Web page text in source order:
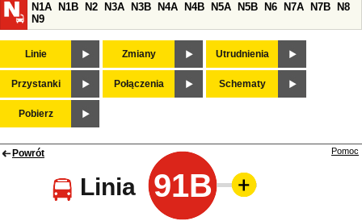
N1A
N1B N2 N3A N3B N4A N4B N5A N5B N6 N7A N7B
N8
N9
Linie Zmiany Utrudnienia
Przystanki Połączenia Schematy
Pobierz
Powrót
Linia 91B
Pomoc